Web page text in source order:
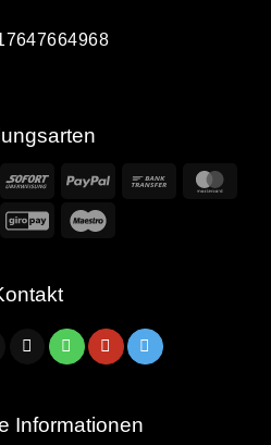
Sofort PayPal
Bank
GiroPay
Informationen